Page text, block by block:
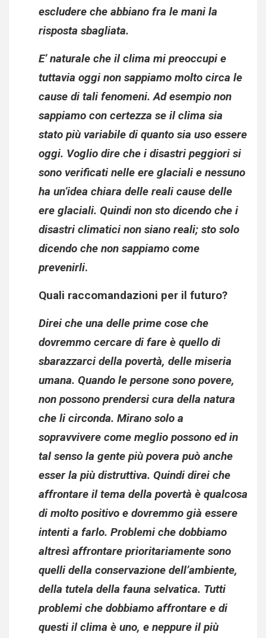
escludere che abbiano fra le mani la
risposta sbagliata.
E’ naturale che il clima mi preoccupi e
tuttavia oggi non sappiamo molto circa le
cause di tali fenomeni. Ad esempio non
sappiamo con certezza se il clima sia
stato più variabile di quanto sia uso essere
oggi. Voglio dire che i disastri peggiori si
sono verificati nelle ere glaciali e nessuno
ha un’idea chiara delle reali cause delle
ere glaciali. Quindi non sto dicendo che i
disastri climatici non siano reali; sto solo
dicendo che non sappiamo come
prevenirli.
Quali raccomandazioni per il futuro?
Direi che una delle prime cose che
dovremmo cercare di fare è quello di
sbarazzarci della povertà, delle miseria
umana. Quando le persone sono povere,
non possono prendersi cura della natura
che li circonda. Mirano solo a
sopravvivere come meglio possono ed in
tal senso la gente più povera può anche
esser la più distruttiva. Quindi direi che
affrontare il tema della povertà è qualcosa
di molto positivo e dovremmo già essere
intenti a farlo. Problemi che dobbiamo
altresì affrontare prioritariamente sono
quelli della conservazione dell’ambiente,
della tutela della fauna selvatica. Tutti
problemi che dobbiamo affrontare e di
questi il clima è uno, e neppure il più